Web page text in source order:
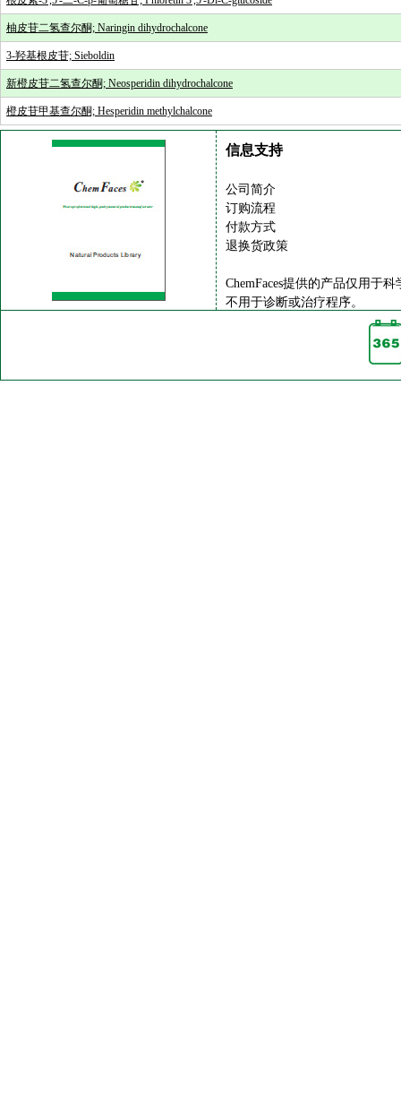
柚皮苷二氢查尔酮; Naringin dihydrochalcone
3-羟基根皮苷; Sieboldin
新橙皮苷二氢查尔酮; Neosperidin dihydrochalcone
橙皮苷甲基查尔酮; Hesperidin methylchalcone
信息支持
公司简介
订购流程
付款方式
退换货政策
ChemFaces提供的产品仅用于
不用于诊断或治疗程序。